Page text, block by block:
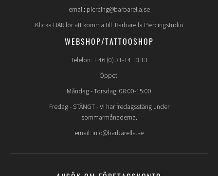
email: piercing@barbarella.se
Klicka HÄR för att komma till Barbarella Piercingstudio
WEBSHOP/TATTOOSHOP
Telefon: + 46 (0) 31-14 13 13
Öppet:
Måndag - Torsdag 08:00-15:00
Fredag - STÄNGT- Vi har fredagsstäng under
sommarmånaderna.
email: info@barbarella.se